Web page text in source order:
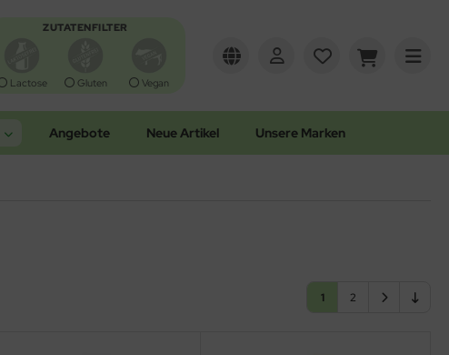
ZUTATENFILTER
Lactose Gluten Vegan
Angebote Neue Artikel Unsere Marken
1 2